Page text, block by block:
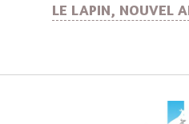
LE LAPIN, NOUVEL